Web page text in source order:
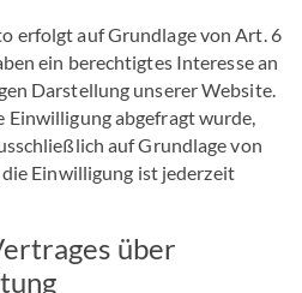
erfolgt auf Grundlage von Art. 6
ein berechtigtes Interesse an
Darstellung unserer Website.
Einwilligung abgefragt wurde,
auf Grundlage von
Einwilligung ist jederzeit
über